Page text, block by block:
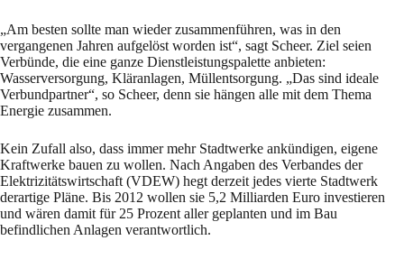
„Am besten sollte man wieder zusammenführen, was in den
vergangenen Jahren aufgelöst worden ist“, sagt Scheer. Ziel seien
Verbünde, die eine ganze Dienstleistungspalette anbieten:
Wasserversorgung, Kläranlagen, Müllentsorgung. „Das sind ideale
Verbundpartner“, so Scheer, denn sie hängen alle mit dem Thema
Energie zusammen.
Kein Zufall also, dass immer mehr Stadtwerke ankündigen, eigene
Kraftwerke bauen zu wollen. Nach Angaben des Verbandes der
Elektrizitätswirtschaft (VDEW) hegt derzeit jedes vierte Stadtwerk
derartige Pläne. Bis 2012 wollen sie 5,2 Milliarden Euro investieren
und wären damit für 25 Prozent aller geplanten und im Bau
befindlichen Anlagen verantwortlich.